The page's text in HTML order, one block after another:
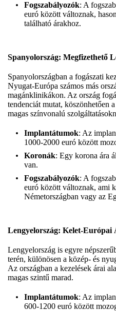
Fogszabályozók: A
euró között változnak,
található árakhoz.
Spanyolország: Megfizethető
Spanyolországban a fogászati
Nyugat-Európa számos más
magánklinikákon. Az ország
tendenciát mutat, köszönhetően
magas színvonalú
Implantátumok: Az
1000-2000 euró között
Koronák: Egy korona ára
van.
Fogszabályozók: A
euró között változnak, ami
Németországban vagy az
Lengyelország: Kelet-
Lengyelország is egyre
terén, különösen a közép- és
Az országban a kezelések árai
magas szintű marad.
Implantátumok: Az
600-1200 euró között